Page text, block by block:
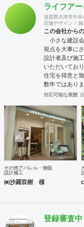
いいデザイン
スタッフがオ
GuildArts代表
得意とし、ス
計デザインの
ライフア
滋賀県大津市中央
店舗デザイン
施
この会社から
小さな建設会
視点を大事に
設計者及び施
いただいてお
住宅を得意と
数年ではあり
後滋賀県大津
しましては、
提案させてい
ではなく、お
夢の実現で
打ち合わせに
せていただく
皆様の夢の実
ただきます！
対応可能な業態
その他アパレル・物販
設計施工
㈱沙羅双樹 様
登録審査中